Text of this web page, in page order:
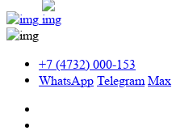
+7 (4732) 000-153
WhatsApp Telegram Max